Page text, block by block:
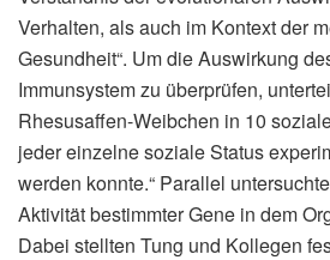
Verhalten, als auch im Kontext der
Gesundheit“. Um die Auswirkung
Immunsystem zu überprüfen,
Rhesusaffen-Weibchen in 10
jeder einzelne soziale Status
werden konnte.“ Parallel
Aktivität bestimmter Gene in dem
Dabei stellten Tung und Kollegen